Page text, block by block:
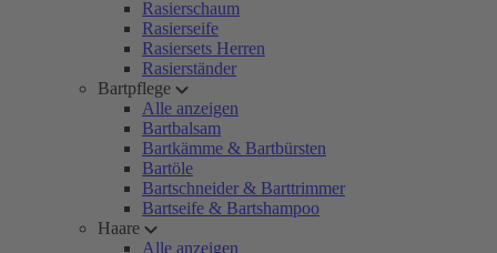
Rasierschaum
Rasierseife
Rasiersets Herren
Rasierständer
Bartpflege
Alle anzeigen
Bartbalsam
Bartkämme & Bartbürsten
Bartöle
Bartschneider & Barttrimmer
Bartseife & Bartshampoo
Haare
Alle anzeigen